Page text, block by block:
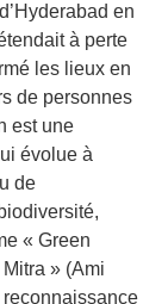
en
à perte
les lieux en
de personnes
est une
évolue à
de
« Green
» (Ami